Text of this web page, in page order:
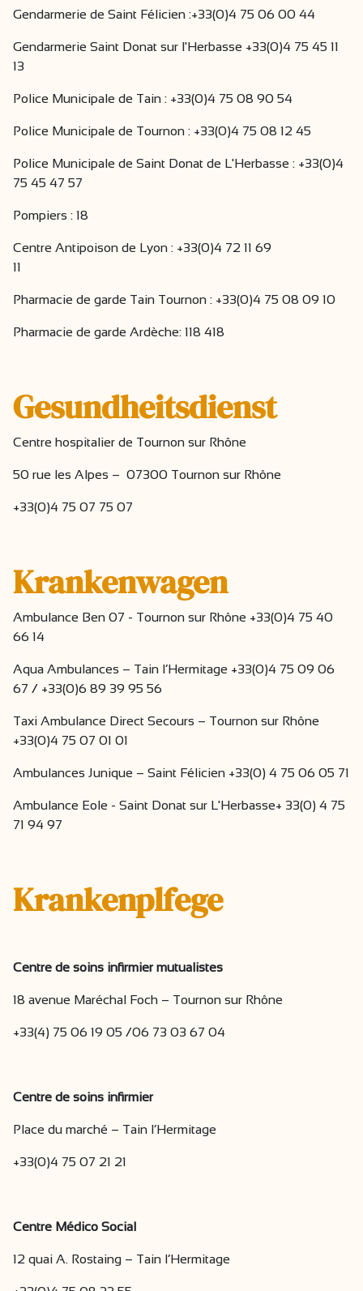
Gendarmerie de Saint Félicien :+33(0)4 75 06 00 44
Gendarmerie Saint Donat sur l'Herbasse +33(0)4 75 45 11
13
Police Municipale de Tain : +33(0)4 75 08 90 54
Police Municipale de Tournon : +33(0)4 75 08 12 45
Police Municipale de Saint Donat de L'Herbasse : +33(0)4
75 45 47 57
Pompiers : 18
Centre Antipoison de Lyon : +33(0)4 72 11 69
11
Pharmacie de garde Tain Tournon : +33(0)4 75 08 09 10
Pharmacie de garde Ardèche: 118 418
Gesundheitsdienst
Centre hospitalier de Tournon sur Rhône
50 rue les Alpes – 07300 Tournon sur Rhône
+33(0)4 75 07 75 07
Krankenwagen
Ambulance Ben 07 - Tournon sur Rhône +33(0)4 75 40
66 14
Aqua Ambulances – Tain l’Hermitage +33(0)4 75 09 06
67 / +33(0)6 89 39 95 56
Taxi Ambulance Direct Secours – Tournon sur Rhône
+33(0)4 75 07 01 01
Ambulances Junique – Saint Félicien +33(0) 4 75 06 05 71
Ambulance Eole - Saint Donat sur L'Herbasse+ 33(0) 4 75
71 94 97
Krankenplfege
Centre de soins infirmier mutualistes
18 avenue Maréchal Foch – Tournon sur Rhône
+33(4) 75 06 19 05 /06 73 03 67 04
Centre de soins infirmier
Place du marché – Tain l’Hermitage
+33(0)4 75 07 21 21
Centre Médico Social
12 quai A. Rostaing – Tain l’Hermitage